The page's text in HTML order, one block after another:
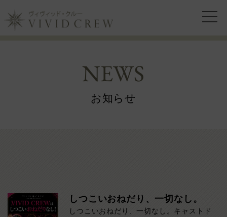
NEWS
お知らせ
しつこいおねだり、一切なし。
しつこいおねだり、一切なし。キャストド